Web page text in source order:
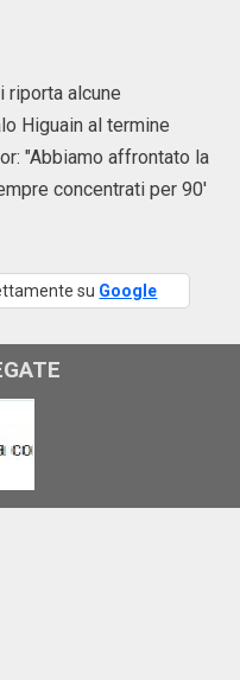
riporta alcune
Higuain al termine
"Abbiamo affrontato la
concentrati per 90'
su Google